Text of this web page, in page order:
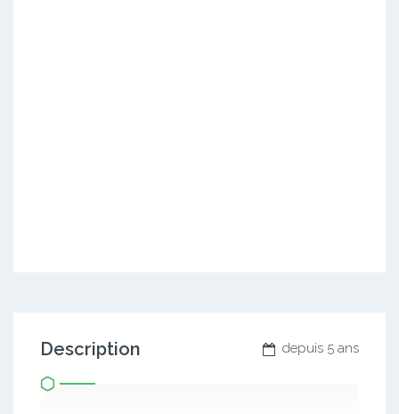
depuis 5 ans
Description